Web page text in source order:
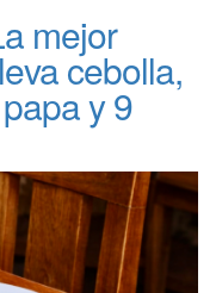
mejor
cebolla,
y 9